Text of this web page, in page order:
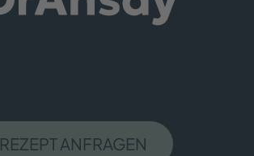
REZEPT ANFRAGEN